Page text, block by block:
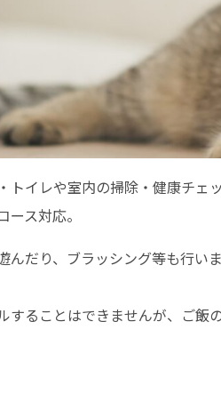
トイレや室内の掃除・健康チェ
ス対応。
んだり、ブラッシング等も行
ることはできませんが、ご飯